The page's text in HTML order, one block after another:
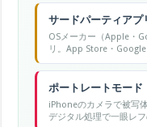
サードパーティアプ
OSメーカー（Apple・
リ。App Store・
る。
ポートレートモード
iPhoneのカメラで被写
デジタル処理で一眼レ